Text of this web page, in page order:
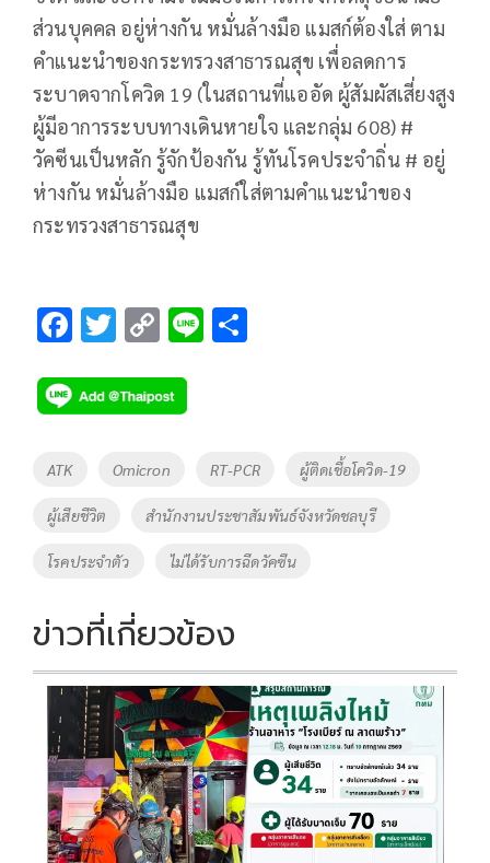
ส่วนบุคคล อยู่ห่างกัน หมั่นล้างมือ แมสก์ต้องใส่ ตาม
คำแนะนำของกระทรวงสาธารณสุข เพื่อลดการ
ระบาดจากโควิด 19 (ในสถานที่แออัด ผู้สัมผัสเสี่ยงสูง
ผู้มีอาการระบบทางเดินหายใจ และกลุ่ม 608) #
วัคซีนเป็นหลัก รู้จักป้องกัน รู้ทันโรคประจำถิ่น # อยู่
ห่างกัน หมั่นล้างมือ แมสก์ใส่ตามคำแนะนำของ
กระทรวงสาธารณสุข
F
e
b
o
o
k
T
tt
er
C
p
y
Li
n
k
Li
Tags
ATK Omicron RT-PCR ผู้ติดเชื้อโควิด-19
ผู้เสียชีวิต สำนักงานประชาสัมพันธ์จังหวัดชลบุรี
โรคประจำตัว ไม่ได้รับการฉีดวัคซีน
ข่าวที่เกี่ยวข้อง